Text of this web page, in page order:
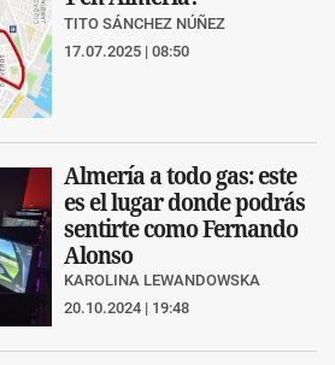
TITO SÁNCHEZ NÚÑEZ
17.07.2025 | 08:50
Almería a todo gas: este
es el lugar donde podrás
sentirte como Fernando
Alonso
KAROLINA LEWANDOWSKA
20.10.2024 | 19:48